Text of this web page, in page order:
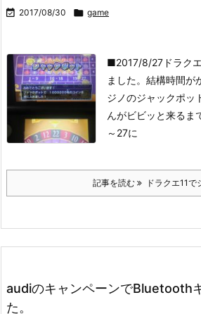
 2017/08/30  game
■2017/8/27 ドラク
ました。 結構時間が
ジノのジャックポッ
んがビビッと来るま
～27に
記事を読む ドラクエ11で
audiのキャンペーンでBluetooth
た。